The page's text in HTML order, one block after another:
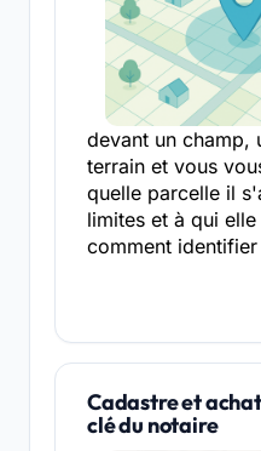
devant un champ,
terrain et vous
quelle parcelle il
limites et à qui
comment
Cadastre et
clé du notaire